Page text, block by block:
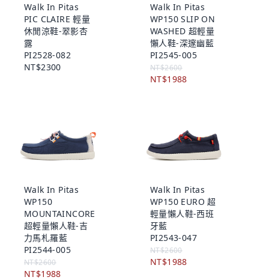
Walk In Pitas
PIC CLAIRE 輕量
休閒涼鞋-翠影杏
露
PI2528-082
NT$2300
Walk In Pitas
WP150 SLIP ON
WASHED 超輕量
懶人鞋-深邃幽藍
PI2545-005
NT$2600
NT$1988
Walk In Pitas
WP150
MOUNTAINCORE
超輕量懶人鞋-吉
力馬札羅藍
PI2544-005
NT$2600
NT$1988
Walk In Pitas
WP150 EURO 超
輕量懶人鞋-西班
牙藍
PI2543-047
NT$2600
NT$1988